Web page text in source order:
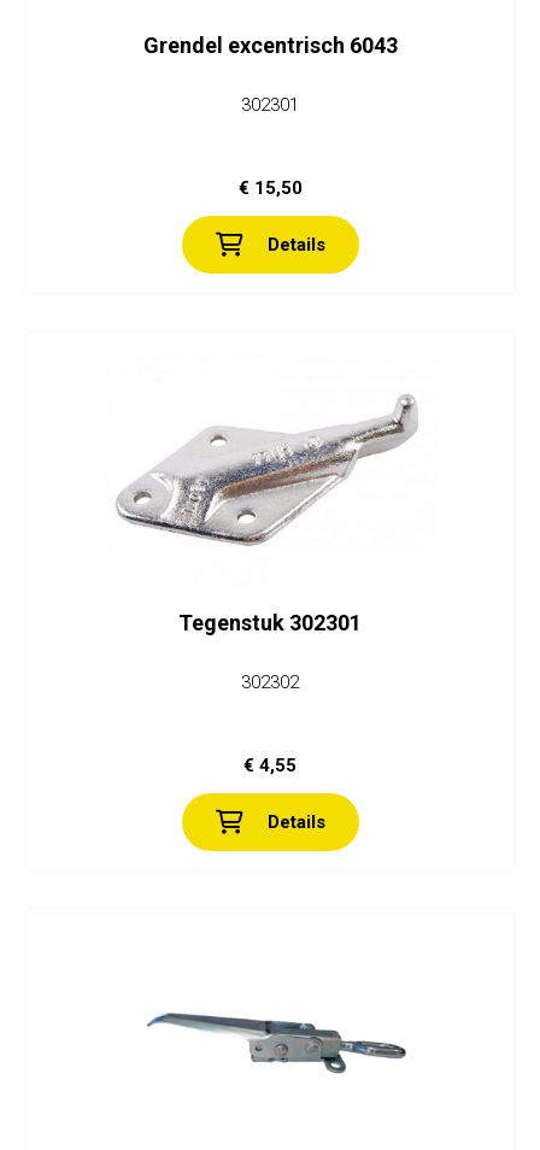
Grendel excentrisch 6043
302301
€ 15,50
Details
Tegenstuk 302301
302302
€ 4,55
Details